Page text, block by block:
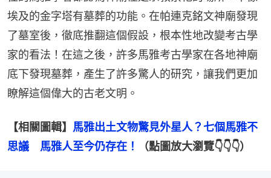
埃及的金字塔有墓葬的功能。在帕連克銘文神廟發現
了墓室後，徹底推翻這個假設，根本性地改變考古學
家的看法！在這之後，許多馬雅考古學家在各地神廟
底下發現墓葬，產生了許多驚人的研究，讓我們更加
瞭解這個偉大的古老文明。
【相關圖輯】 馬雅出土文物驚見外星人？七個馬雅不
思議　馬雅人至今仍存在！
（點圖放大瀏覽👇👇👇）